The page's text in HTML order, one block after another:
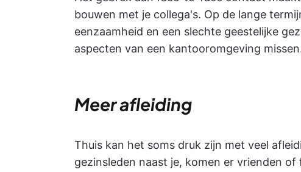
bouwen met je collega's. Op de lange
eenzaamheid en een slechte geestelijke
aspecten van een kantooromgeving
Meer afleiding
Thuis kan het soms druk zijn met veel
gezinsleden naast je, komen er vrienden